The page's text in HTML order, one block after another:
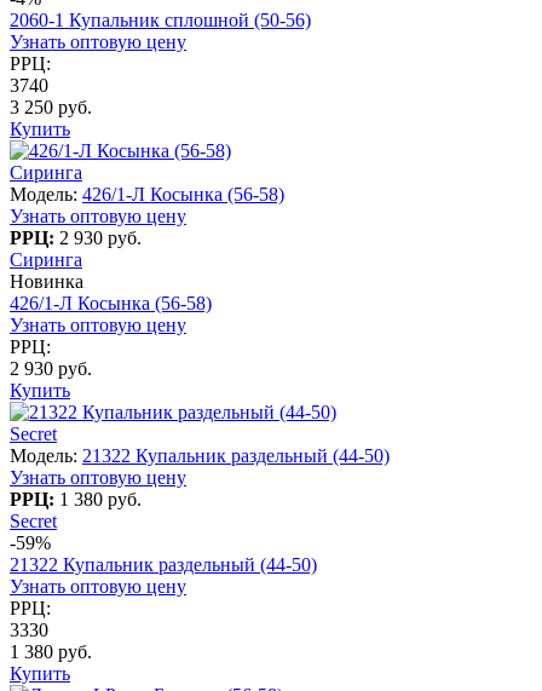
2060-1 Купальник сплошной (50-56)
Узнать оптовую цену
РРЦ:
3740
3 250 руб.
Купить
Сиринга
Модель: 426/1-Л Косынка (56-58)
Узнать оптовую цену
РРЦ: 2 930 руб.
Сиринга
Новинка
426/1-Л Косынка (56-58)
Узнать оптовую цену
РРЦ:
2 930 руб.
Купить
Secret
Модель: 21322 Купальник раздельный (44-50)
Узнать оптовую цену
РРЦ: 1 380 руб.
Secret
-59%
21322 Купальник раздельный (44-50)
Узнать оптовую цену
РРЦ:
3330
1 380 руб.
Купить